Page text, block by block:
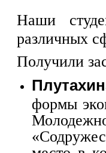
Наши
различных
Получили
формы